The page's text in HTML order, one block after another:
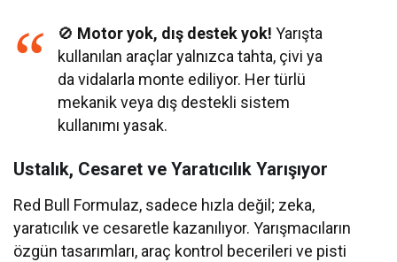
🚫 Motor yok, dış destek yok! Yarışta
kullanılan araçlar yalnızca tahta, çivi ya
da vidalarla monte ediliyor. Her türlü
mekanik veya dış destekli sistem
kullanımı yasak.
Ustalık, Cesaret ve Yaratıcılık Yarışıyor
Red Bull Formulaz, sadece hızla değil; zeka,
yaratıcılık ve cesaretle kazanılıyor. Yarışmacıların
özgün tasarımları, araç kontrol becerileri ve pisti